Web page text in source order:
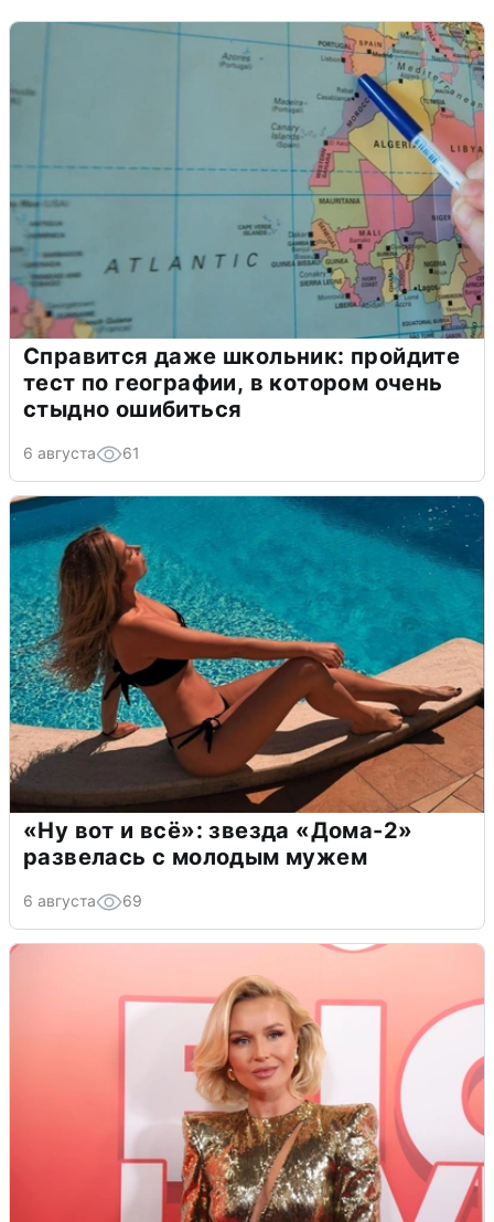
Справится даже школьник: пройдите
тест по географии, в котором очень
стыдно ошибиться
6 августа 61
«Ну вот и всё»: звезда «Дома-2»
развелась с молодым мужем
6 августа 69